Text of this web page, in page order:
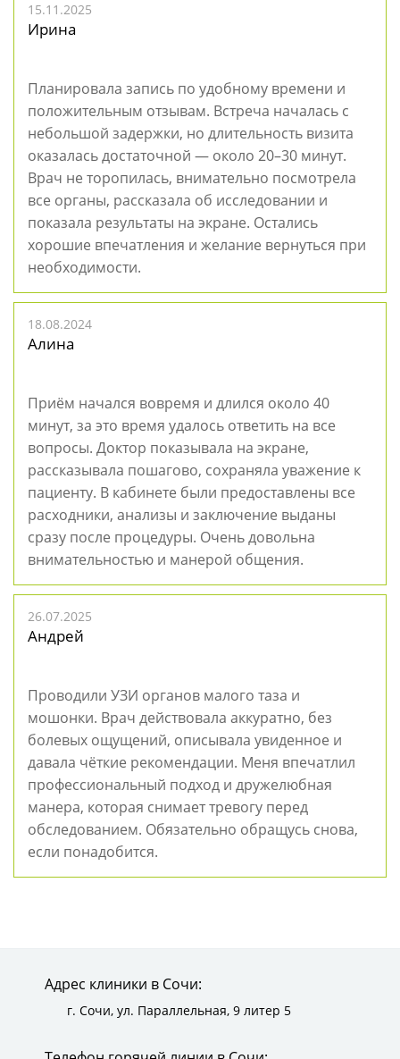
15.11.2025
Ирина
Планировала запись по удобному времени и
положительным отзывам. Встреча началась с
небольшой задержки, но длительность визита
оказалась достаточной — около 20–30 минут.
Врач не торопилась, внимательно посмотрела
все органы, рассказала об исследовании и
показала результаты на экране. Остались
хорошие впечатления и желание вернуться при
необходимости.
18.08.2024
Алина
Приём начался вовремя и длился около 40
минут, за это время удалось ответить на все
вопросы. Доктор показывала на экране,
рассказывала пошагово, сохраняла уважение к
пациенту. В кабинете были предоставлены все
расходники, анализы и заключение выданы
сразу после процедуры. Очень довольна
внимательностью и манерой общения.
26.07.2025
Андрей
Проводили УЗИ органов малого таза и
мошонки. Врач действовала аккуратно, без
болевых ощущений, описывала увиденное и
давала чёткие рекомендации. Меня впечатлил
профессиональный подход и дружелюбная
манера, которая снимает тревогу перед
обследованием. Обязательно обращусь снова,
если понадобится.
Адрес клиники в Сочи:
г. Сочи, ул. Параллельная, 9 литер 5